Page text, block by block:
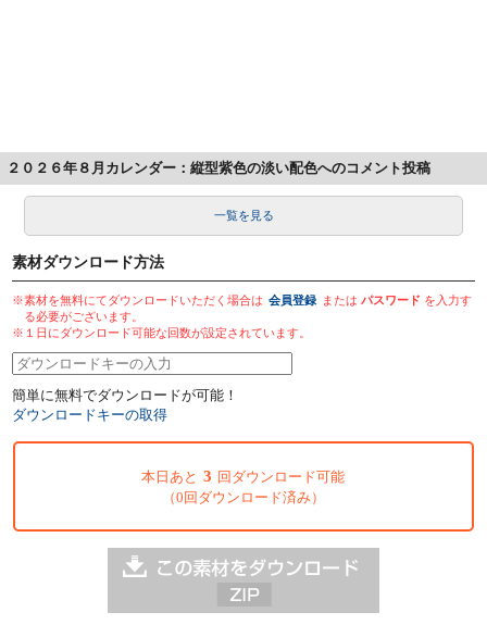
２０２６年８月カレンダー：縦型紫色の淡い配色へのコメント投稿
一覧を見る
素材ダウンロード方法
※素材を無料にてダウンロードいただく場合は 会員登録 またはパスワード を入力す
る必要がございます。
※１日にダウンロード可能な回数が設定されています。
簡単に無料でダウンロードが可能！
ダウンロードキーの取得
本日あと 3 回ダウンロード可能
（0回ダウンロード済み）